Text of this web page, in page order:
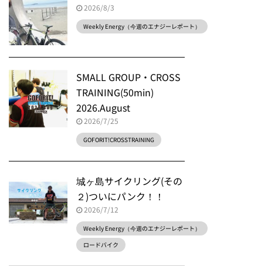
2026/8/3
Weekly Energy（今週のエナジーレポート）
SMALL GROUP・CROSS
TRAINING(50min)
2026.August
2026/7/25
GOFORIT!CROSSTRAINING
城ヶ島サイクリング(その
２)ついにパンク！！
2026/7/12
Weekly Energy（今週のエナジーレポート）
ロードバイク